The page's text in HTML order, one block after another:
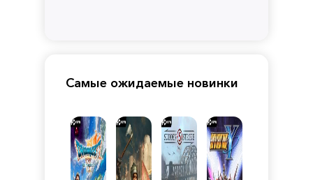
Самые ожидаемые новинки